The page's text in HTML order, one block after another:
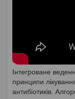
Інтегроване
принципи
антибіотиків.